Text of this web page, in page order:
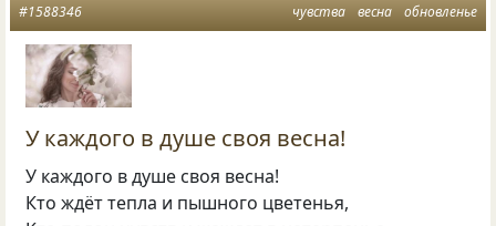
чувства весна обновленье
#1588346
У каждого в душе своя весна!
У каждого в душе своя весна!
Кто ждёт тепла и пышного цветенья,